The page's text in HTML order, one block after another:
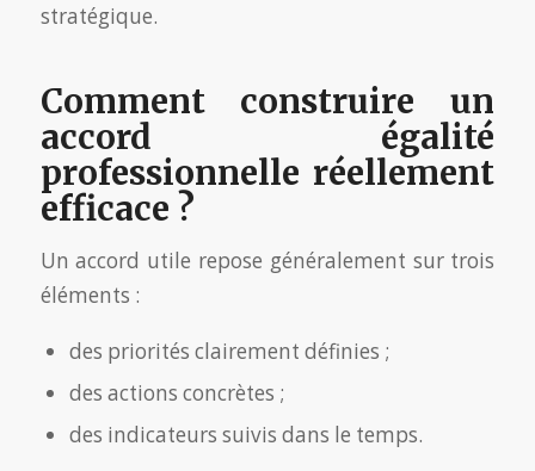
stratégique.
Comment construire un
accord égalité
professionnelle réellement
efficace ?
Un accord utile repose généralement sur trois
éléments :
des priorités clairement définies ;
des actions concrètes ;
des indicateurs suivis dans le temps.